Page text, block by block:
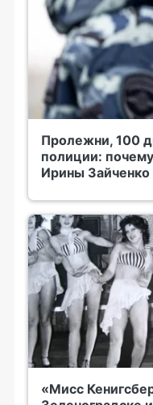
Пролежни, 100
полиции:
Ирины Зайченко
«Мисс